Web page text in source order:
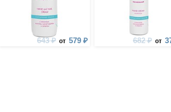
643 ₽ от 579 ₽ 682 ₽ от